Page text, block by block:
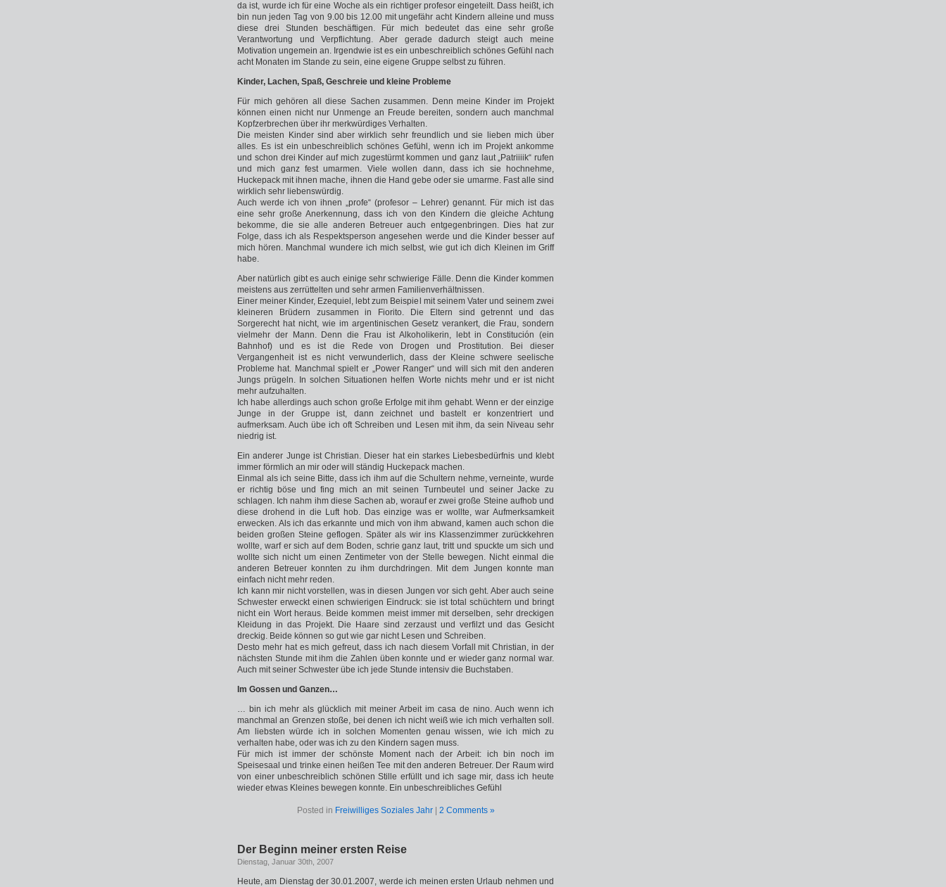
da ist, wurde ich für eine Woche als ein richtiger profesor eingeteilt. Dass heißt, ich
bin nun jeden Tag von 9.00 bis 12.00 mit ungefähr acht Kindern alleine und muss
diese drei Stunden beschäftigen. Für mich bedeutet das eine sehr große
Verantwortung und Verpflichtung. Aber gerade dadurch steigt auch meine
Motivation ungemein an. Irgendwie ist es ein unbeschreiblich schönes Gefühl nach
acht Monaten im Stande zu sein, eine eigene Gruppe selbst zu führen.
Kinder, Lachen, Spaß, Geschreie und kleine Probleme
Für mich gehören all diese Sachen zusammen. Denn meine Kinder im Projekt
können einen nicht nur Unmenge an Freude bereiten, sondern auch manchmal
Kopfzerbrechen über ihr merkwürdiges Verhalten.
Die meisten Kinder sind aber wirklich sehr freundlich und sie lieben mich über
alles. Es ist ein unbeschreiblich schönes Gefühl, wenn ich im Projekt ankomme
und schon drei Kinder auf mich zugestürmt kommen und ganz laut „Patriiiik“ rufen
und mich ganz fest umarmen. Viele wollen dann, dass ich sie hochnehme,
Huckepack mit ihnen mache, ihnen die Hand gebe oder sie umarme. Fast alle sind
wirklich sehr liebenswürdig.
Auch werde ich von ihnen „profe“ (profesor – Lehrer) genannt. Für mich ist das
eine sehr große Anerkennung, dass ich von den Kindern die gleiche Achtung
bekomme, die sie alle anderen Betreuer auch entgegenbringen. Dies hat zur
Folge, dass ich als Respektsperson angesehen werde und die Kinder besser auf
mich hören. Manchmal wundere ich mich selbst, wie gut ich dich Kleinen im Griff
habe.
Aber natürlich gibt es auch einige sehr schwierige Fälle. Denn die Kinder kommen
meistens aus zerrüttelten und sehr armen Familienverhältnissen.
Einer meiner Kinder, Ezequiel, lebt zum Beispiel mit seinem Vater und seinem zwei
kleineren Brüdern zusammen in Fiorito. Die Eltern sind getrennt und das
Sorgerecht hat nicht, wie im argentinischen Gesetz verankert, die Frau, sondern
vielmehr der Mann. Denn die Frau ist Alkoholikerin, lebt in Constitución (ein
Bahnhof) und es ist die Rede von Drogen und Prostitution. Bei dieser
Vergangenheit ist es nicht verwunderlich, dass der Kleine schwere seelische
Probleme hat. Manchmal spielt er „Power Ranger“ und will sich mit den anderen
Jungs prügeln. In solchen Situationen helfen Worte nichts mehr und er ist nicht
mehr aufzuhalten.
Ich habe allerdings auch schon große Erfolge mit ihm gehabt. Wenn er der einzige
Junge in der Gruppe ist, dann zeichnet und bastelt er konzentriert und
aufmerksam. Auch übe ich oft Schreiben und Lesen mit ihm, da sein Niveau sehr
niedrig ist.
Ein anderer Junge ist Christian. Dieser hat ein starkes Liebesbedürfnis und klebt
immer förmlich an mir oder will ständig Huckepack machen.
Einmal als ich seine Bitte, dass ich ihm auf die Schultern nehme, verneinte, wurde
er richtig böse und fing mich an mit seinen Turnbeutel und seiner Jacke zu
schlagen. Ich nahm ihm diese Sachen ab, worauf er zwei große Steine aufhob und
diese drohend in die Luft hob. Das einzige was er wollte, war Aufmerksamkeit
erwecken. Als ich das erkannte und mich von ihm abwand, kamen auch schon die
beiden großen Steine geflogen. Später als wir ins Klassenzimmer zurückkehren
wollte, warf er sich auf dem Boden, schrie ganz laut, tritt und spuckte um sich und
wollte sich nicht um einen Zentimeter von der Stelle bewegen. Nicht einmal die
anderen Betreuer konnten zu ihm durchdringen. Mit dem Jungen konnte man
einfach nicht mehr reden.
Ich kann mir nicht vorstellen, was in diesen Jungen vor sich geht. Aber auch seine
Schwester erweckt einen schwierigen Eindruck: sie ist total schüchtern und bringt
nicht ein Wort heraus. Beide kommen meist immer mit derselben, sehr dreckigen
Kleidung in das Projekt. Die Haare sind zerzaust und verfilzt und das Gesicht
dreckig. Beide können so gut wie gar nicht Lesen und Schreiben.
Desto mehr hat es mich gefreut, dass ich nach diesem Vorfall mit Christian, in der
nächsten Stunde mit ihm die Zahlen üben konnte und er wieder ganz normal war.
Auch mit seiner Schwester übe ich jede Stunde intensiv die Buchstaben.
Im Gossen und Ganzen…
… bin ich mehr als glücklich mit meiner Arbeit im casa de nino. Auch wenn ich
manchmal an Grenzen stoße, bei denen ich nicht weiß wie ich mich verhalten soll.
Am liebsten würde ich in solchen Momenten genau wissen, wie ich mich zu
verhalten habe, oder was ich zu den Kindern sagen muss.
Für mich ist immer der schönste Moment nach der Arbeit: ich bin noch im
Speisesaal und trinke einen heißen Tee mit den anderen Betreuer. Der Raum wird
von einer unbeschreiblich schönen Stille erfüllt und ich sage mir, dass ich heute
wieder etwas Kleines bewegen konnte. Ein unbeschreibliches Gefühl
Posted in Freiwilliges Soziales Jahr| 2 Comments »
Der Beginn meiner ersten Reise
Dienstag, Januar 30th, 2007
Heute, am Dienstag der 30.01.2007, werde ich meinen ersten Urlaub nehmen und